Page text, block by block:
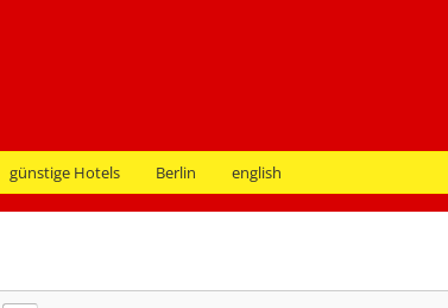
günstige Hotels Berlin english